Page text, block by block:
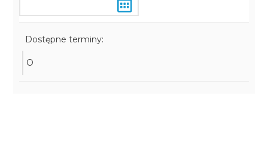
Dostępne terminy:
O